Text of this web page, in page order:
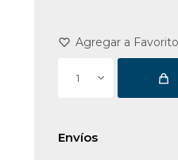
1
Envíos